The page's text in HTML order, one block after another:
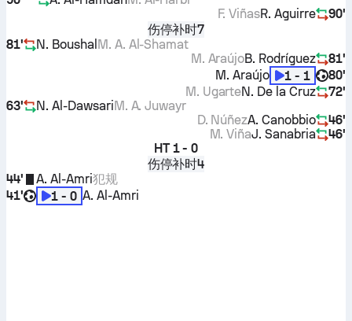
90'
R. Aguirre
F. Viñas
伤停补时7
81'
N. Boushal M. A. Al-Shamat
81'
B. Rodríguez
M. Araújo
80'
1 - 1
M. Araújo
72'
N. De la Cruz
M. Ugarte
63'
N. Al-DawsariM. A. Juwayr
46'
A. Canobbio
D. Núñez
46'
J. Sanabria
M. Viña
HT 1 - 0
伤停补时4
44'
A. Al-Amri犯规
41'
1 - 0 A. Al-Amri